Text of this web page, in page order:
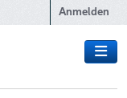
Anmelden